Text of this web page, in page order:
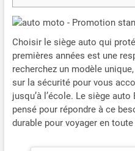
Choisir le siège auto qui
premières années est une
recherchez un modèle
sur la sécurité pour vous
jusqu’à l’école. Le siège
pensé pour répondre à ce
durable pour voyager en